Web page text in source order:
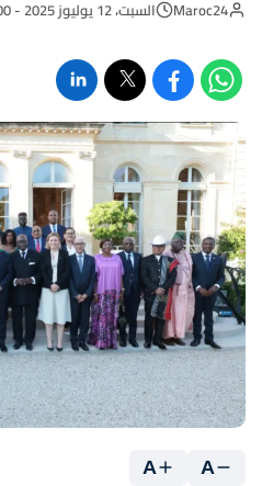
Maroc24 السبت، 12 يوليوز 2025 - 19:00
A
A